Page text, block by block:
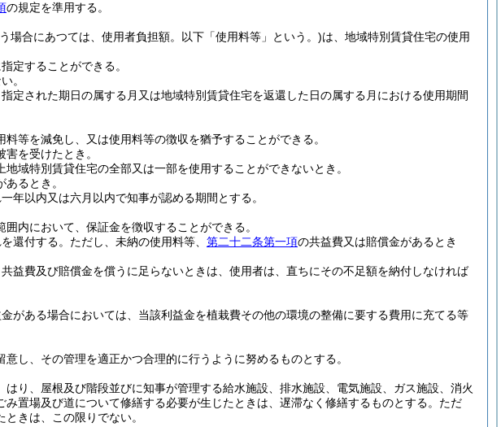
の規定を準用する。
場合にあつては、使用者負担額。以下「使用料等」という。)は、地域特別賃貸住宅の使用
定することができる。
。
定された期日の属する月又は地域特別賃貸住宅を返還した日の属する月における使用期間
等を減免し、又は使用料等の徴収を猶予することができる。
を受けたとき。
域特別賃貸住宅の全部又は一部を使用することができないとき。
るとき。
年以内又は六月以内で知事が認める期間とする。
内において、保証金を徴収することができる。
還付する。 ただし、未納の使用料等、 第二十二条第一項の共益費又は賠償金があるとき
益費及び賠償金を償うに足らないときは、使用者は、直ちにその不足額を納付しなければ
がある場合においては、当該利益金を植栽費その他の環境の整備に要する費用に充てる等
し、その管理を適正かつ合理的に行うように努めるものとする。
り、屋根及び階段並びに知事が管理する給水施設、排水施設、電気施設、ガス施設、消火
置場及び道について修繕する必要が生じたときは、遅滞なく修繕するものとする。 ただ
きは、この限りでない。